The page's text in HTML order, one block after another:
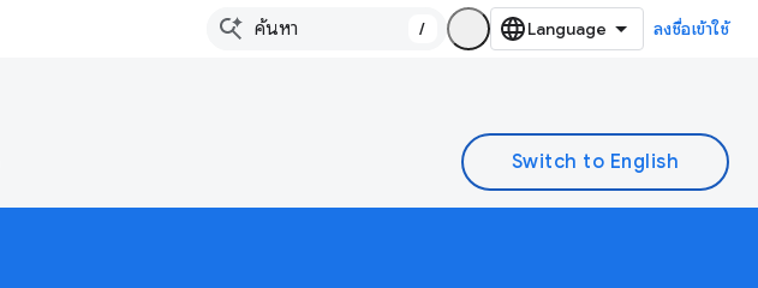
/ ลงชื่อเข้าใช้